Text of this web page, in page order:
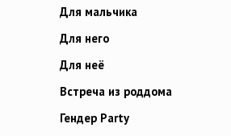
Для мальчика
Для него
Для неё
Встреча из роддома
Гендер Party